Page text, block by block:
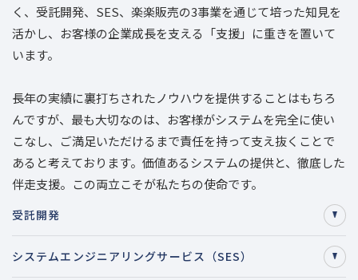
受託開発
システムエンジニアリングサービス（SES）
く、受託開発、SES、楽楽販売の3事業を通じて培った知見を
活かし、お客様の企業成長を支える「支援」に重きを置いて
います。
長年の実績に裏打ちされたノウハウを提供することはもちろ
んですが、最も大切なのは、お客様がシステムを完全に使い
こなし、ご満足いただけるまで責任を持って支え抜くことで
あると考えております。価値あるシステムの提供と、徹底した
伴走支援。この両立こそが私たちの使命です。